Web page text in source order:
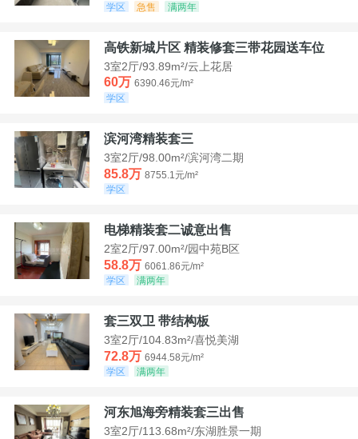
学区
急售 满两年
高铁新城片区 精装修套三带花园送车位
3室2厅/93.89m²/云上花居
60万 6390.46元/m²
学区
滨河湾精装套三
3室2厅/98.00m²/滨河湾二期
85.8万 8755.1元/m²
学区
电梯精装套二诚意出售
2室2厅/97.00m²/园中苑B区
58.8万 6061.86元/m²
学区
满两年
套三双卫 带结构板
3室2厅/104.83m²/喜悦美湖
72.8万 6944.58元/m²
学区
满两年
河东旭海旁精装套三出售
3室2厅/113.68m²/东湖胜景一期